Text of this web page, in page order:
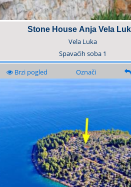
Stone House Anja Vela
Vela Luka
Spavaćih soba 1
Brzi pogled Označi